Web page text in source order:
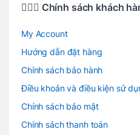
🙋🏻‍♂️ Chính sách khách
My Account
Hướng dẫn đặt hàng
Chính sách bảo hành
Điều khoản và điều kiện sử
Chính sách bảo mật
Chính sách thanh toán